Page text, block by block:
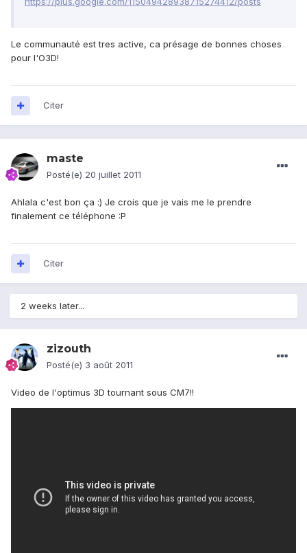
Le communauté est tres active, ca présage de bonnes choses
pour l'O3D!
Citer
maste
Posté(e) 20 juillet 2011
Ahlala c'est bon ça :) Je crois que je vais me le prendre
finalement ce téléphone :P
Citer
2 weeks later...
zizouth
Posté(e) 3 août 2011
Video de l'optimus 3D tournant sous CM7!!